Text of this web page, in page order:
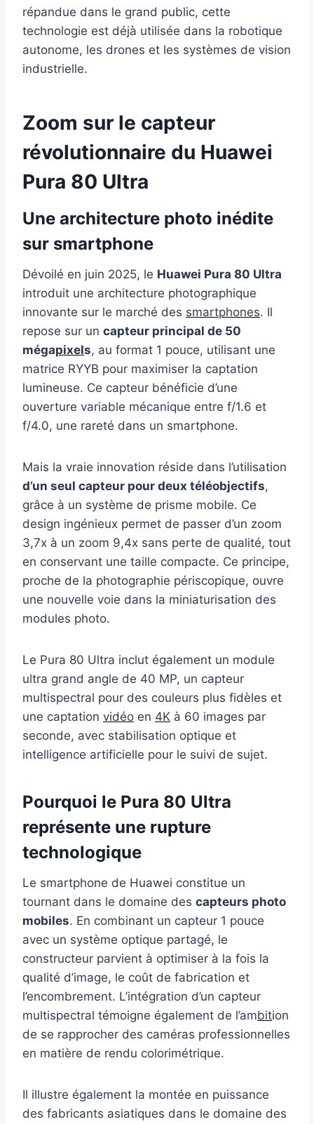
répandue dans le grand public, cette
technologie est déjà utilisée dans la robotique
autonome, les drones et les systèmes de vision
industrielle.
Zoom sur le capteur
révolutionnaire du Huawei
Pura 80 Ultra
Une architecture photo inédite
sur smartphone
Dévoilé en juin 2025, le Huawei Pura 80 Ultra
introduit une architecture photographique
innovante sur le marché des smartphones. Il
repose sur un capteur principal de 50
mégapixels, au format 1 pouce, utilisant une
matrice RYYB pour maximiser la captation
lumineuse. Ce capteur bénéficie d’une
ouverture variable mécanique entre f/1.6 et
f/4.0, une rareté dans un smartphone.
Mais la vraie innovation réside dans l’utilisation
d’un seul capteur pour deux téléobjectifs,
grâce à un système de prisme mobile. Ce
design ingénieux permet de passer d’un zoom
3,7x à un zoom 9,4x sans perte de qualité, tout
en conservant une taille compacte. Ce principe,
proche de la photographie périscopique, ouvre
une nouvelle voie dans la miniaturisation des
modules photo.
Le Pura 80 Ultra inclut également un module
ultra grand angle de 40 MP, un capteur
multispectral pour des couleurs plus fidèles et
une captation vidéo en 4K à 60 images par
seconde, avec stabilisation optique et
intelligence artificielle pour le suivi de sujet.
Pourquoi le Pura 80 Ultra
représente une rupture
technologique
Le smartphone de Huawei constitue un
tournant dans le domaine des capteurs photo
mobiles. En combinant un capteur 1 pouce
avec un système optique partagé, le
constructeur parvient à optimiser à la fois la
qualité d’image, le coût de fabrication et
l’encombrement. L’intégration d’un capteur
multispectral témoigne également de l’ambition
de se rapprocher des caméras professionnelles
en matière de rendu colorimétrique.
Il illustre également la montée en puissance
des fabricants asiatiques dans le domaine des